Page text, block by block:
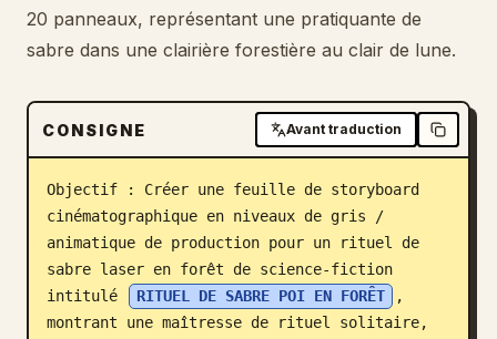
Tarifs
Télécharger
Blog
Mises à jour
20 panneaux, représentant une pratiquante de
sabre dans une clairière forestière au clair de lune.
CONSIGNE Avant traduction
Objectif : Créer une feuille de storyboard
cinématographique en niveaux de gris /
animatique de production pour un rituel de
sabre laser en forêt de science-fiction
intitulé
RITUEL DE SABRE POI EN FORÊT
,
montrant une maîtresse de rituel solitaire,